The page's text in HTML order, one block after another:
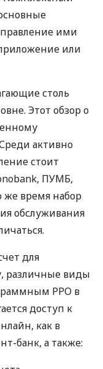
ими
или
столь
Этот обзор о
активно
стоит
ПУМБ,
же время набор
обслуживания
для
различные виды
РРО в
доступ к
как в
банк, а также: